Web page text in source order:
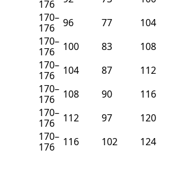
176
170–
176
96 77
104
170–
176
100 83
108
170–
176
104 87
112
170–
176
108 90
116
170–
176
112 97
120
170–
176
116 102
124